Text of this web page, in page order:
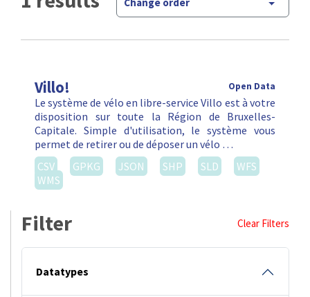
Villo! Open Data
Le système de vélo en libre-service Villo est à votre
disposition sur toute la Région de Bruxelles-
Capitale. Simple d'utilisation, le système vous
permet de retirer ou de déposer un vélo …
CSV
GPKG JSON SHP SLD
WFS
WMS
Filter Clear Filters
Datatypes